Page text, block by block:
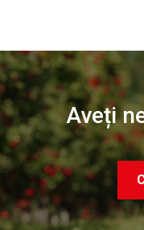
Aveți